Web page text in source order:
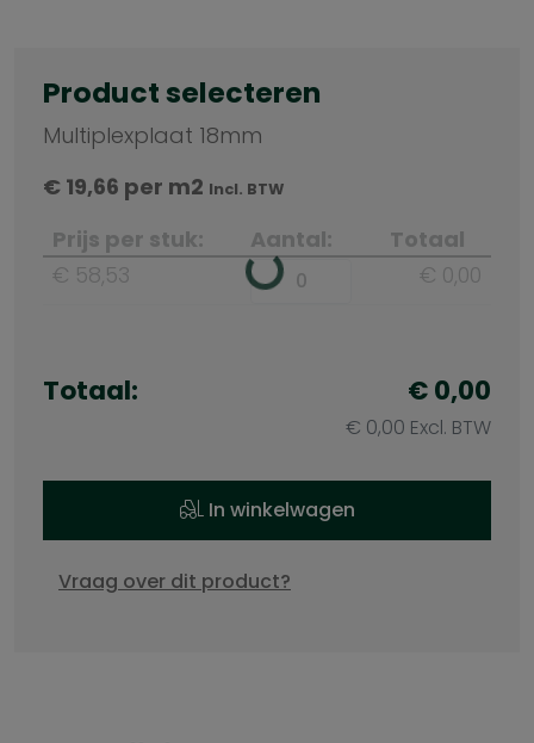
Product selecteren
Multiplexplaat 18mm
€ 19,66 per m2 Incl. BTW
Prijs per stuk: Aantal:
Totaal
€ 58,53
€ 0,00
Totaal: € 0,00
€ 0,00 Excl. BTW
In winkelwagen
Vraag over dit product?